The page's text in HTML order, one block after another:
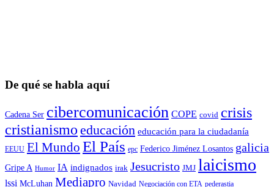
De qué se habla aquí
Cadena Ser cibercomunicación COPE covid crisis
cristianismo educación educación para la ciudadaní­a
EEUU El Mundo El País epc Federico Jiménez Losantos galicia
Gripe A Humor IA indignados irak Jesucristo JMJ laicismo
lssi McLuhan Mediapro Navidad Negociación con ETA pederastia